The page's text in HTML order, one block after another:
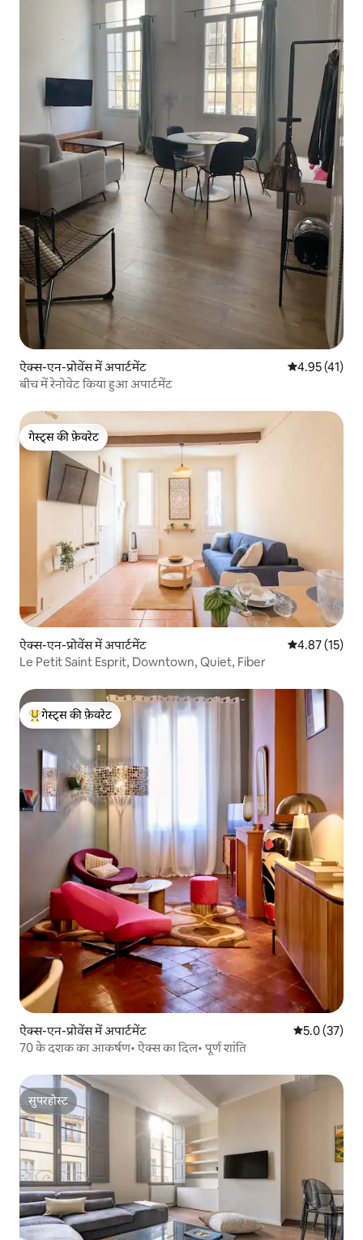
ऐक्स-एन-प्रोवेंस में अपार्टमेंट औसत रेटिंग 5 में
4.95 (41)
बीच में रेनोवेट किया हुआ अपार्टमेंट
गेस्ट्स की फ़ेवरेट
गेस्ट्स की फ़ेवरेट
ऐक्स-एन-प्रोवेंस में अपार्टमेंट औसत रेटिंग 5 में
4.87 (15)
Le Petit Saint Esprit, Downtown, Quiet, Fiber
गेस्ट्स का टॉप फ़ेवरेट
गेस्ट्स की फ़ेवरेट
ऐक्स-एन-प्रोवेंस में अपार्टमेंट औसत रेटिंग 5
5.0 (37)
70 के दशक का आकर्षण• ऐक्स का दिल• पूर्ण शांति
सुपरहोस्ट
सुपरहोस्ट